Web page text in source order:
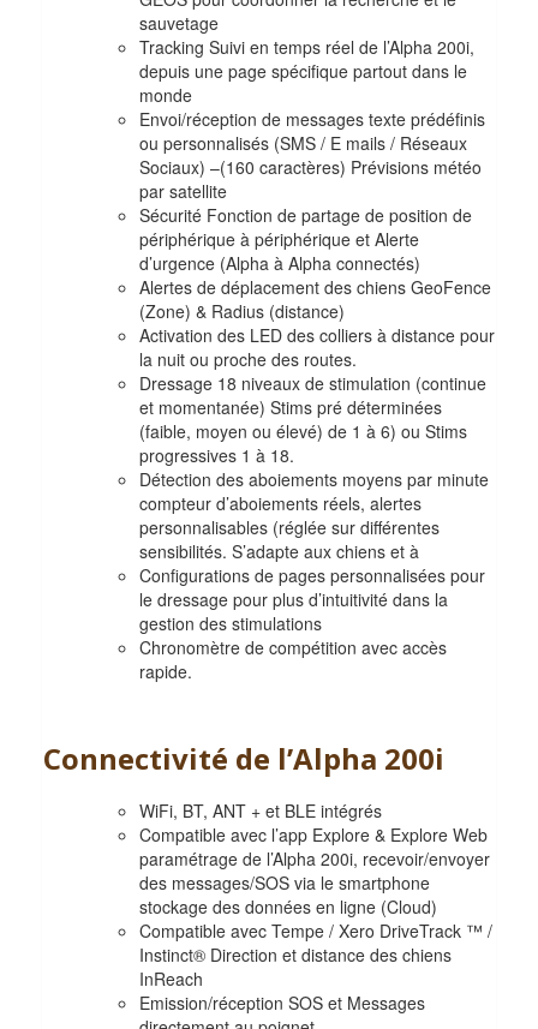
sauvetage
Tracking Suivi en temps réel de l’Alpha 200i,
depuis une page spécifique partout dans le
monde
Envoi/réception de messages texte prédéfinis
ou personnalisés (SMS / E mails / Réseaux
Sociaux) –(160 caractères) Prévisions météo
par satellite
Sécurité Fonction de partage de position de
périphérique à périphérique et Alerte
d’urgence (Alpha à Alpha connectés)
Alertes de déplacement des chiens GeoFence
(Zone) & Radius (distance)
Activation des LED des colliers à distance pour
la nuit ou proche des routes.
Dressage 18 niveaux de stimulation (continue
et momentanée) Stims pré déterminées
(faible, moyen ou élevé) de 1 à 6) ou Stims
progressives 1 à 18.
Détection des aboiements moyens par minute
compteur d’aboiements réels, alertes
personnalisables (réglée sur différentes
sensibilités. S’adapte aux chiens et à
Configurations de pages personnalisées pour
le dressage pour plus d’intuitivité dans la
gestion des stimulations
Chronomètre de compétition avec accès
rapide.
Connectivité de l’Alpha 200i
WiFi, BT, ANT + et BLE intégrés
Compatible avec l’app Explore & Explore Web
paramétrage de l’Alpha 200i, recevoir/envoyer
des messages/SOS via le smartphone
stockage des données en ligne (Cloud)
Compatible avec Tempe / Xero DriveTrack ™ /
Instinct® Direction et distance des chiens
InReach
Emission/réception SOS et Messages